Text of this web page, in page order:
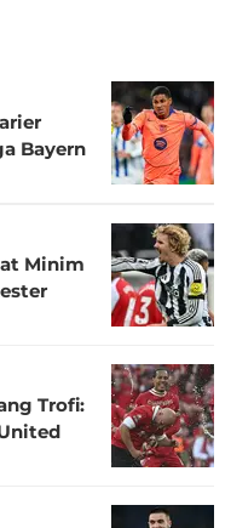
Bayern
Minim
Trofi: